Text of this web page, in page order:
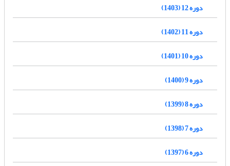
دوره 12 (1403)
دوره 11 (1402)
دوره 10 (1401)
دوره 9 (1400)
دوره 8 (1399)
دوره 7 (1398)
دوره 6 (1397)